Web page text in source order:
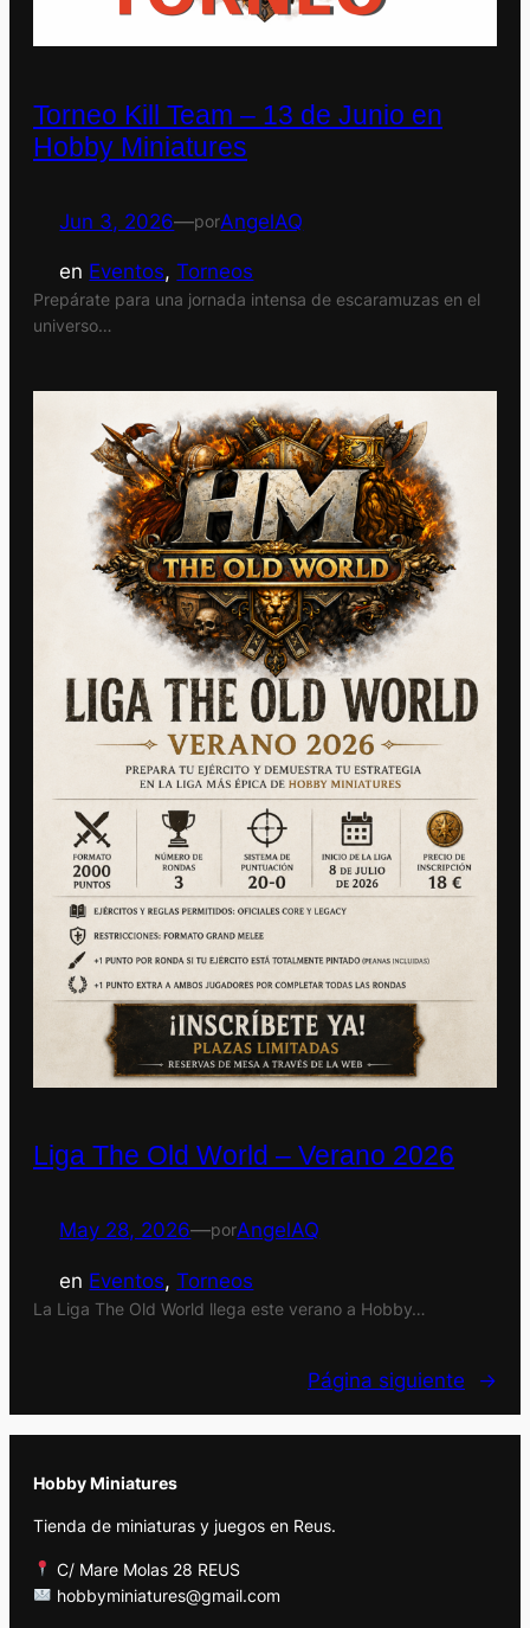
Torneo Kill Team – 13 de Junio en
Hobby Miniatures
Jun 3, 2026—porAngelAQ
en Eventos, Torneos
Prepárate para una jornada intensa de escaramuzas en el
universo…
Liga The Old World – Verano 2026
May 28, 2026—porAngelAQ
en Eventos, Torneos
La Liga The Old World llega este verano a Hobby…
Página siguiente →
Hobby Miniatures
Tienda de miniaturas y juegos en Reus.
C/ Mare Molas 28 REUS
hobbyminiatures@gmail.com